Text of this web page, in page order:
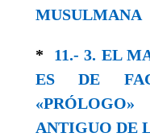
MUSULMANA
* 11.- 3. EL
ES DE
ANTIGUO DE